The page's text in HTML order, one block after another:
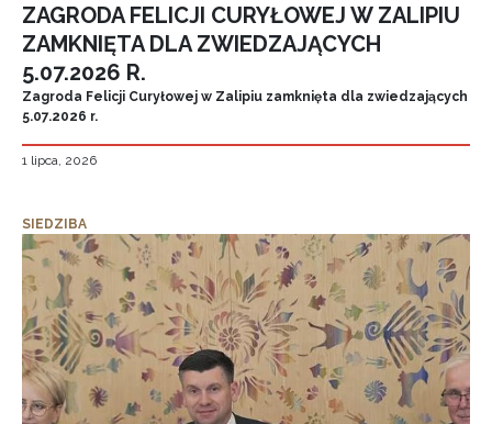
ZAGRODA FELICJI CURYŁOWEJ W ZALIPIU
ZAMKNIĘTA DLA ZWIEDZAJĄCYCH
5.07.2026 R.
Zagroda Felicji Curyłowej w Zalipiu zamknięta dla zwiedzających
5.07.2026 r.
1 lipca, 2026
SIEDZIBA